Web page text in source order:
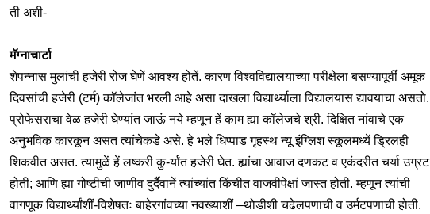
ती अशी-
मॅग्नाचार्टा
शेपन्नास मुलांची हजेरी रोज घेणें आवश्य होतें. कारण विश्वविद्यालयाच्या परीक्षेला बसण्यापूर्वीं अमूक
दिवसांची हजेरी (टर्म) कॉलेजांत भरली आहे असा दाखला विद्यार्थ्याला विद्यालयास द्यावयाचा असतो.
प्रोफेसराचा वेळ हजेरी घेण्यांत जाऊं नये म्हणून हें काम ह्या कॉलेजचे श्री. दिक्षित नांवाचे एक
अनुभविक कारकून असत त्यांचेकडे असे. हे भले धिप्पाड गृहस्थ न्यू इंग्लिश स्कूलमध्यें ड्रिलही
शिकवीत असत. त्यामुळें हें लष्करी कु-र्यांत हजेरी घेत. ह्यांचा आवाज दणकट व एकंदरीत चर्या उग्रट
होती; आणि ह्या गोष्टीची जाणीव दुर्दैवानें त्यांच्यांत किंचीत वाजवीपेक्षां जास्त होती. म्हणून त्यांची
वागणूक विद्यार्थ्यांशीं-विशेषतः बाहेरगांवच्या नवख्याशीं –थोडीशी चढेलपणाची व उर्मटपणाची होती.